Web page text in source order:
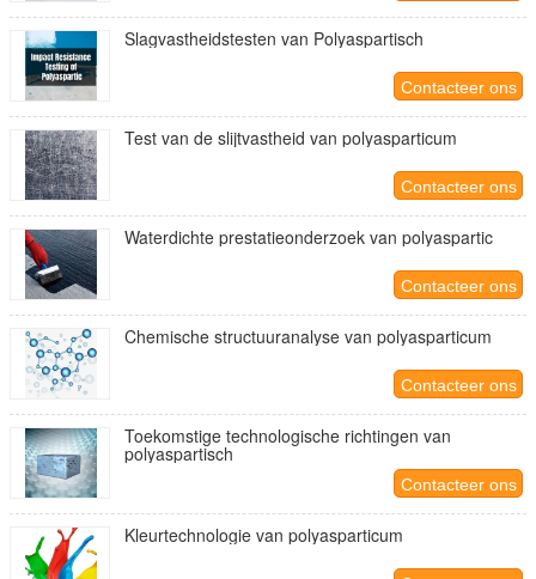
Slagvastheidstesten van Polyaspartisch
Contacteer ons
Test van de slijtvastheid van polyasparticum
Contacteer ons
Waterdichte prestatieonderzoek van polyaspartic
Contacteer ons
Chemische structuuranalyse van polyasparticum
Contacteer ons
Toekomstige technologische richtingen van
polyaspartisch
Contacteer ons
Kleurtechnologie van polyasparticum